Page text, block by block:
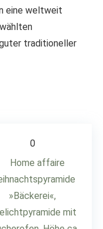
eine weltweit
traditioneller
0